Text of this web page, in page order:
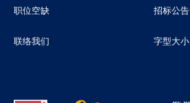
职位空缺 招标公告
联络我们 字型大小